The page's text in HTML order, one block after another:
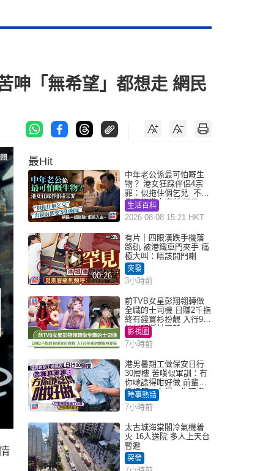
呻「無希望」都想走 網民
最Hit
中年老公係最可怕嘅生
物？ 港女狂踩伴侶4宗
罪：似拖住個乞兒 不解
為何經常去廁所 網民一
語道破
生活百科
2026-08-08 15:21 HKT
00:26
有片｜四眼漢跌手機落
路軌 被港鐵車門夾手 痛
極大叫：唔該開門喇
突發
3小時前
前TVB女星彭翔翎轉做
全職的士司機 日賺2千指
終有錢買衫扮靚 入行9年
被封翻版林夏薇
影視圈
7小時前
港男暑期工做保安日行
30層樓 苦嘆似軍訓：冇
你哋諗得咁好做 前輩傳
授搵筍工心得：你唔識
揀盤啫｜Juicy叮
時事熱話
7小時前
太古城海棠閣冷氣機着
火 16人送院 多人上天台
暫避
突發